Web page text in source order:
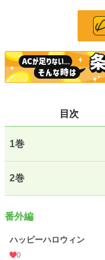
28 pt
文字数(レンタル含む) 368,735
更新日時
週間ポイント
月間ポイント 273 pt
年間ポイント
目次
1巻
2巻
番外編
ハッピーハロウィン
0